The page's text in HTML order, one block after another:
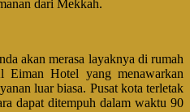
dari Mekkah.
akan merasa layaknya di rumah
Hotel yang menawarkan
luar biasa. Pusat kota terletak
dapat ditempuh dalam waktu 90